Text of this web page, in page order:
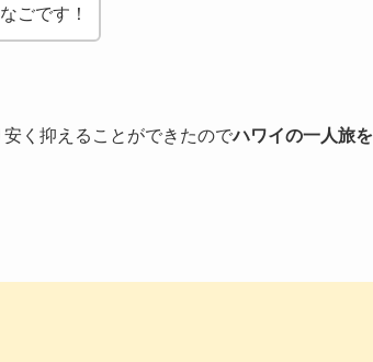
ごです！
く抑えることができたのでハワイの一人旅を